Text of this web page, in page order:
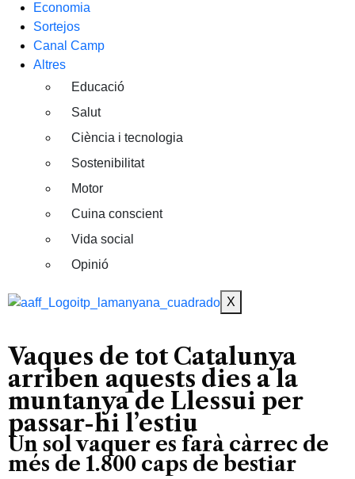
Economia
Sortejos
Canal Camp
Altres
Educació
Salut
Ciència i tecnologia
Sostenibilitat
Motor
Cuina conscient
Vida social
Opinió
X
Vaques de tot Catalunya
arriben aquests dies a la
muntanya de Llessui per
passar-hi l’estiu
Un sol vaquer es farà càrrec de
més de 1.800 caps de bestiar